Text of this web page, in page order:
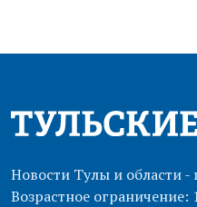
Новости Тулы и области -
Возрастное ограничение: